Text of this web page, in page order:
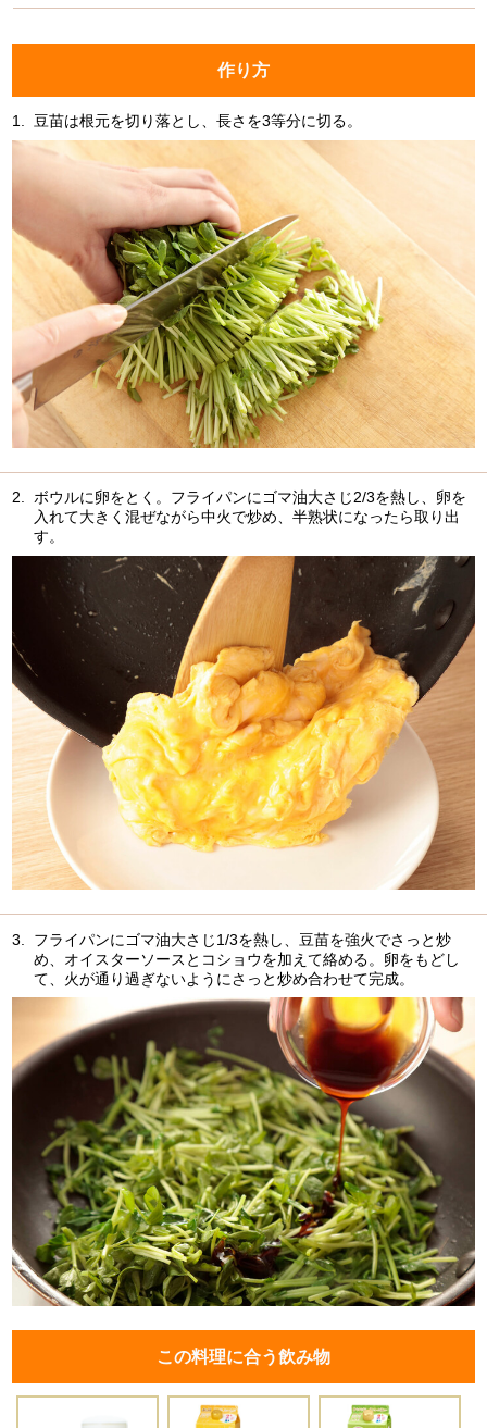
作り方
1. 豆苗は根元を切り落とし、長さを3等分に切る。
2. ボウルに卵をとく。フライパンにゴマ油大さじ2/3を熱し、卵を
入れて大きく混ぜながら中火で炒め、半熟状になったら取り出
す。
3.
フライパンにゴマ油大さじ1/3を熱し、豆苗を強火でさっと炒
め、オイスターソースとコショウを加えて絡める。卵をもどし
て、火が通り過ぎないようにさっと炒め合わせて完成。
この料理に合う飲み物